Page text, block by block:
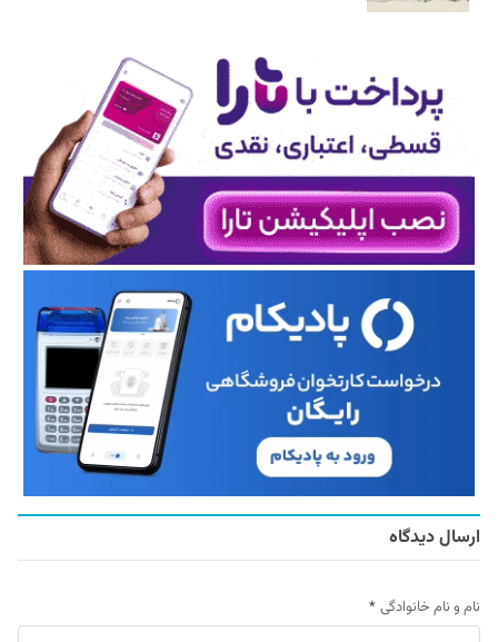
ارسال دیدگاه
نام و نام خانوادگی *